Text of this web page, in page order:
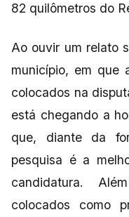
82 quilômetros do
Ao ouvir um relato
município, em que
colocados na
está chegando a
que, diante da
pesquisa é a
candidatura.
colocados como